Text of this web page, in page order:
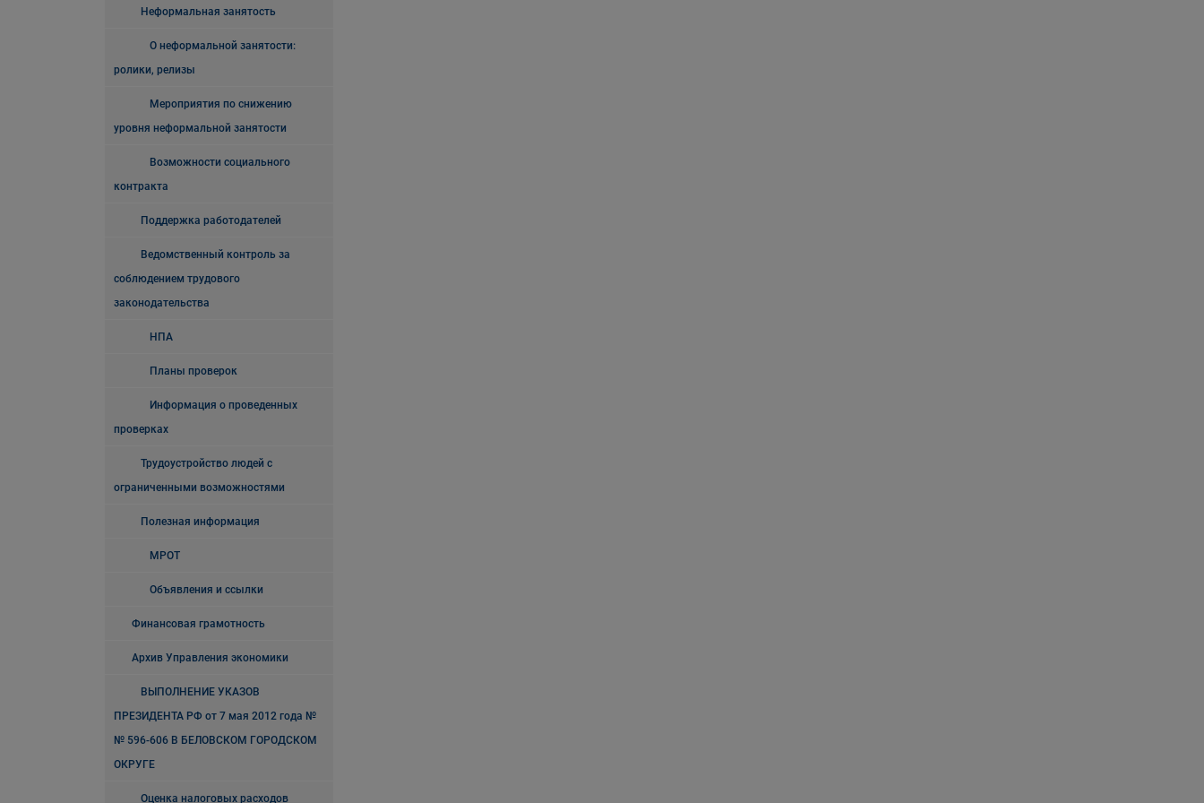
Неформальная занятость
О неформальной занятости:
ролики, релизы
Мероприятия по снижению
уровня неформальной занятости
Возможности социального
контракта
Поддержка работодателей
Ведомственный контроль за
соблюдением трудового
законодательства
НПА
Планы проверок
Информация о проведенных
проверках
Трудоустройство людей с
ограниченными возможностями
Полезная информация
МРОТ
Объявления и ссылки
Финансовая грамотность
Архив Управления экономики
ВЫПОЛНЕНИЕ УКАЗОВ
ПРЕЗИДЕНТА РФ от 7 мая 2012 года №
№ 596-606 В БЕЛОВСКОМ ГОРОДСКОМ
ОКРУГЕ
Оценка налоговых расходов